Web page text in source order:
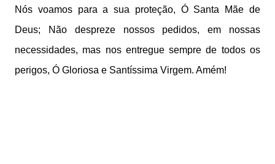
Nós voamos para a sua proteção, Ó Santa Mãe de
Deus;
Não despreze nossos pedidos,em nossas
necessidades, mas nos entregue semprede todos os
perigos, Ó Gloriosa e Santíssima Virgem. Amém!